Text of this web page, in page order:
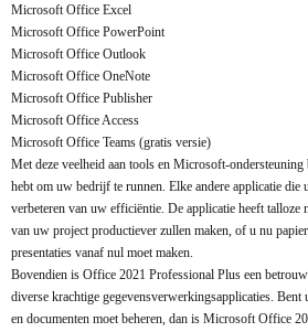
Microsoft Office Excel
Microsoft Office PowerPoint
Microsoft Office Outlook
Microsoft Office OneNote
Microsoft Office Publisher
Microsoft Office Access
Microsoft Office Teams (gratis versie)
Met deze veelheid aan tools en Microsoft-
hebt om uw bedrijf te runnen. Elke andere applicatie die
verbeteren van uw efficiëntie. De applicatie heeft talloze
van uw project productiever zullen maken, of u nu
presentaties vanaf nul moet maken.
Bovendien is Office 2021 Professional Plus een
diverse krachtige gegevensverwerkingsapplicaties. Bent
en documenten moet beheren, dan is Microsoft Office